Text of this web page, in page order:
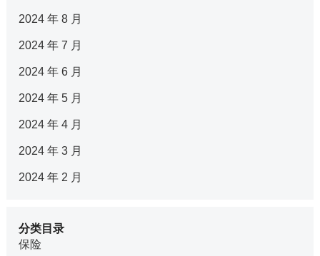
2024 年 8 月
2024 年 7 月
2024 年 6 月
2024 年 5 月
2024 年 4 月
2024 年 3 月
2024 年 2 月
分类目录
保险